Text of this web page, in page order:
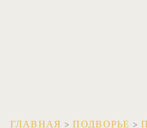
ГЛАВНАЯ >ПОДВОРЬЕ >